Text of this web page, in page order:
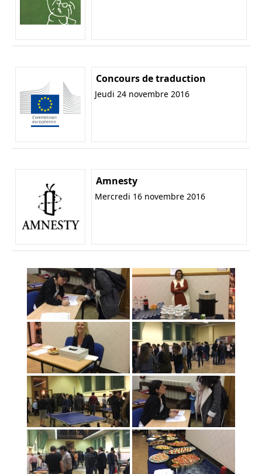
Concours de traduction
Jeudi 24 novembre 2016
Amnesty
Mercredi 16 novembre 2016